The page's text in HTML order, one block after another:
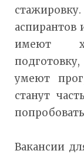
аспирантов
имеют
умеют
станут
Вакансии